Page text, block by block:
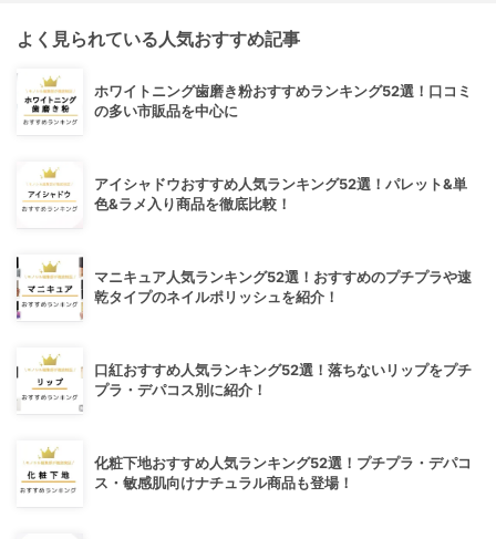
よく見られている人気おすすめ記事
ホワイトニング歯磨き粉おすすめランキング52選！口コミ
の多い市販品を中心に
アイシャドウおすすめ人気ランキング52選！パレット&単
色&ラメ入り商品を徹底比較！
マニキュア人気ランキング52選！おすすめのプチプラや速
乾タイプのネイルポリッシュを紹介！
口紅おすすめ人気ランキング52選！落ちないリップをプチ
プラ・デパコス別に紹介！
化粧下地おすすめ人気ランキング52選！プチプラ・デパコ
ス・敏感肌向けナチュラル商品も登場！